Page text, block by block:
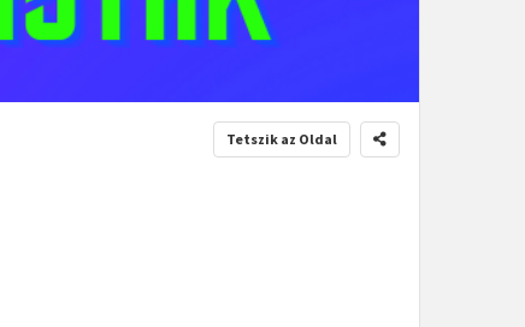
Tetszik az Oldal